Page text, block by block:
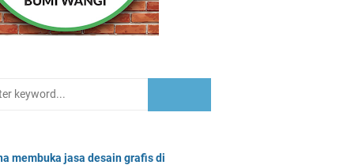
membuka jasa desain grafis di